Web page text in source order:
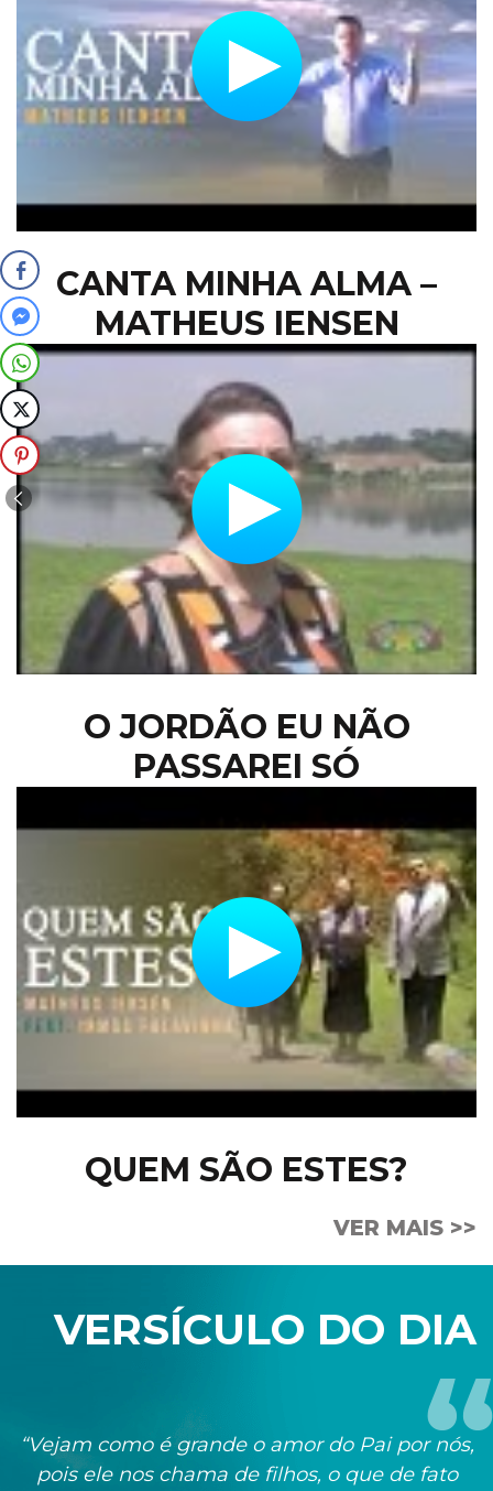
CANTA MINHA ALMA –
MATHEUS IENSEN
O JORDÃO EU NÃO
PASSAREI SÓ
QUEM SÃO ESTES?
VER MAIS >>
VERSÍCULO DO DIA
“Vejam como é grande o amor do Pai por nós,
pois ele nos chama de filhos, o que de fato